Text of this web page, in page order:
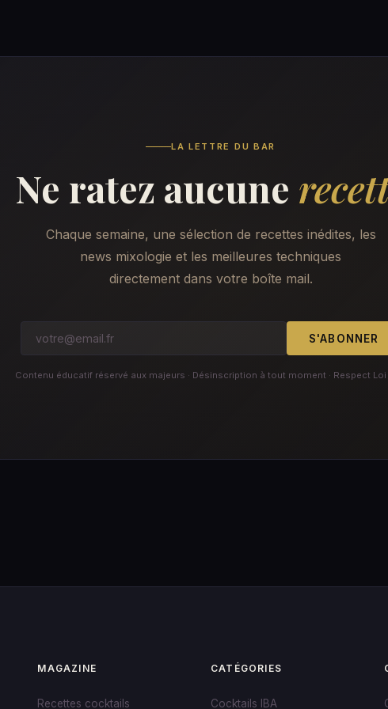
LA LETTRE DU BAR
Ne ratez aucune
Chaque semaine, une sélection de recettes inédites, les
news mixologie et les meilleures techniques
directement dans votre boîte mail.
S'ABONNER
Contenu éducatif réservé aux majeurs · Désinscription à tout moment · Respect Loi
MAGAZINE
Recettes cocktails
CATÉGORIES
Cocktails IBA